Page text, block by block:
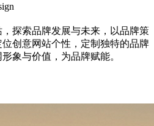
探索品牌发展与未来，以品牌策
创意网站个性，定制独特的品牌
象与价值，为品牌赋能。